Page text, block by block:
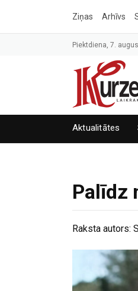
Ziņas Arhīvs
Piektdiena, 7.
Aktualitātes
Palīdz
Raksta autors: